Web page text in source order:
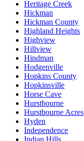
Heritage Creek
Hickman
Hickman County
Highland Heights
Highview
Hillview
Hindman
Hodgenville
Hopkins County
Hopkinsville
Horse Cave
Hurstbourne
Hurstbourne Acres
Hyden
Independence
Indian Hills